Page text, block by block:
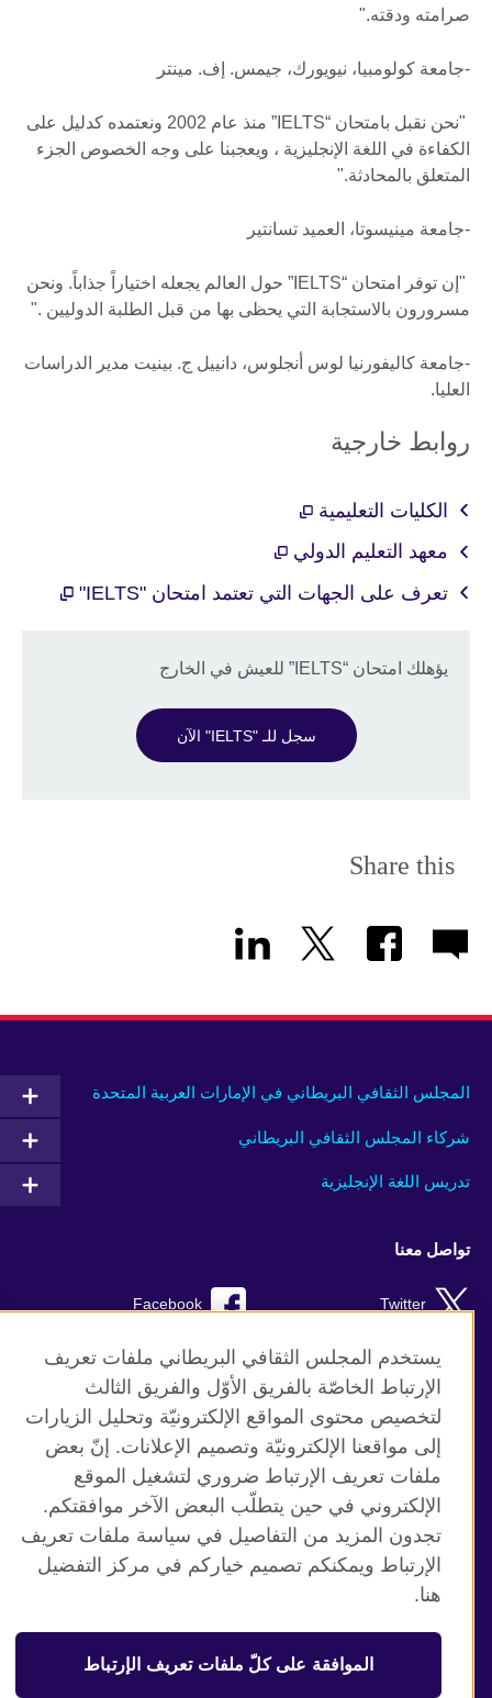
صرامته ودقته."
-جامعة كولومبيا، نيويورك، جيمس. إف. مينتر
"نحن نقبل بامتحان “IELTS” منذ عام 2002 ونعتمده كدليل على
الكفاءة في اللغة الإنجليزية ، ويعجبنا على وجه الخصوص الجزء
المتعلق بالمحادثة."
-جامعة مينيسوتا، العميد تسانتير
"إن توفر امتحان “IELTS” حول العالم يجعله اختياراً جذاباً. ونحن
مسرورون بالاستجابة التي يحظى بها من قبل الطلبة الدوليين ."
-جامعة كاليفورنيا لوس أنجلوس، دانييل ج. بينيت مدير الدراسات
العليا.
روابط خارجية
الكليات التعليمية
معهد التعليم الدولي
تعرف على الجهات التي تعتمد امتحان "IELTS"
يؤهلك امتحان “IELTS” للعيش في الخارج
سجل للـ "IELTS" الآن
Share this
المجلس الثقافي البريطاني في الإمارات العربية المتحدة
شركاء المجلس الثقافي البريطاني
تدريس اللغة الإنجليزية
تواصل معنا
Facebook Twitter
Instagram RSS
TikTok
موقع المجلس الثقافي البريطاني العالمي
الخصوصية وشروط الاستخدام
ملفات تعريف الإرتباط
خريطة الموقع
منظمة المملكة المتحدة الدولية للعلاقات الثقافية والفرص
يستخدم المجلس الثقافي البريطاني ملفات تعريف
الإرتباط الخاصّة بالفريق الأوّل والفريق الثالث
لتخصيص محتوى المواقع الإلكترونيّة وتحليل الزيارات
إلى مواقعنا الإلكترونيّة وتصميم الإعلانات. إنّ بعض
ملفات تعريف الإرتباط ضروري لتشغيل الموقع
الإلكتروني في حين يتطلّب البعض الآخر موافقتكم.
تجدون المزيد من التفاصيل في سياسة ملفات تعريف
الإرتباط ويمكنكم تصميم خياركم في مركز التفضيل
هنا.
الموافقة على كلّ ملفات تعريف الإرتباط